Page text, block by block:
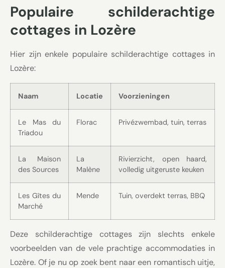
Populaire schilderachtige
cottages in Lozère
Hier zijn enkele populaire schilderachtige cottages in
Lozère:
Naam Locatie Voorzieningen
Le Mas du
Triadou
Florac Privézwembad, tuin, terras
La Maison
des Sources
La
Malène
Rivierzicht, open haard,
volledig uitgeruste keuken
Les Gîtes du
Marché
Mende Tuin, overdekt terras, BBQ
Deze schilderachtige cottages zijn slechts enkele
voorbeelden van de vele prachtige accommodaties in
Lozère. Of je nu op zoek bent naar een romantisch uitje,